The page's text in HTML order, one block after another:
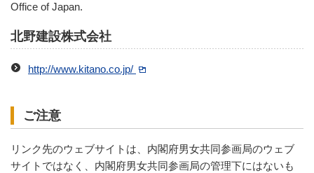
Office of Japan.
北野建設株式会社
http://www.kitano.co.jp/
ご注意
リンク先のウェブサイトは、内閣府男女共同参画局のウェブ
サイトではなく、内閣府男女共同参画局の管理下にはないも